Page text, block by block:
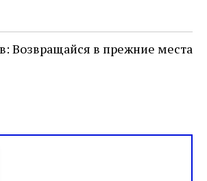
вызвало возмущение
стало частью многовекового
принадлежит последнее
Библии
Возвращайся в прежние места